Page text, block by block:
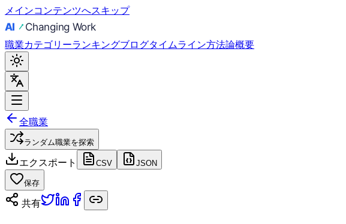
メインコンテンツへスキップ
職業カテゴリーランキングブログタイムライン方法論概要
全職業
ランダム職業を探索
エクスポート CSV JSON
保存
共有